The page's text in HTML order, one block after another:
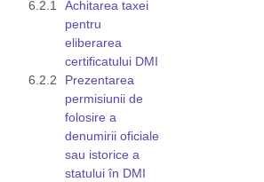
Achitarea taxei
pentru
eliberarea
certificatului DMI
Prezentarea
permisiunii de
folosire a
denumirii oficiale
sau istorice a
statului în DMI